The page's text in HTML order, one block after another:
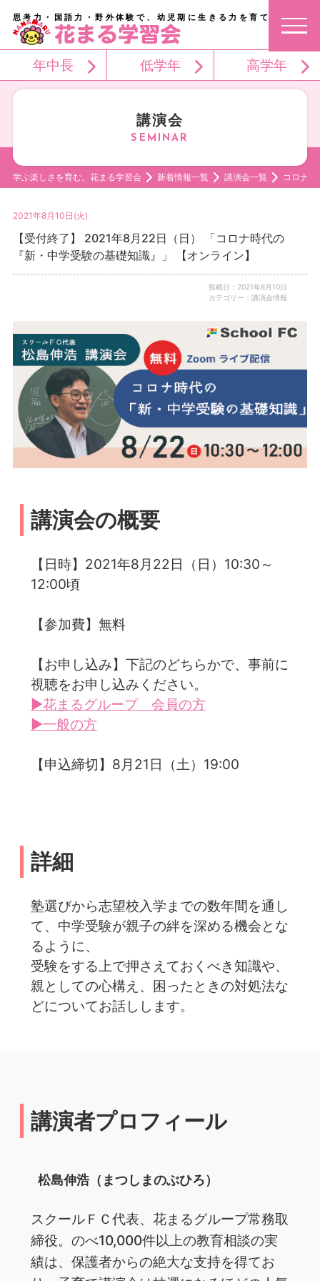
思考力・国語力・野外体験で、幼児期に生きる力を育てる。
年中長 低学年 高学年
講演会
学ぶ楽しさを育む。花まる学習会 新着情報一覧 講演会一覧 コロナ
2021年8月10日(火)
【受付終了】 2021年8月22日（日） 「コロナ時代の
『新・中学受験の基礎知識』」 【オンライン】
投稿日：2021年8月10日
カテゴリー：講演会情報
講演会の概要
【日時】2021年8月22日（日）10:30～
12:00頃
【参加費】無料
【お申し込み】下記のどちらかで、事前に
視聴をお申し込みください。
▶花まるグループ 会員の方
▶一般の方
【申込締切】8月21日（土）19:00
詳細
塾選びから志望校入学までの数年間を通し
て、中学受験が親子の絆を深める機会とな
るように、
受験をする上で押さえておくべき知識や、
親としての心構え、困ったときの対処法な
どについてお話しします。
講演者プロフィール
松島伸浩（まつしまのぶひろ）
ス‌クー‌ル‌Ｆ‌Ｃ‌代‌表、‌花‌ま‌る‌グ‌ルー‌プ‌常‌務‌取‌
締‌役。‌の‌べ‌10,000‌件‌以‌上‌の‌教‌育‌相‌談‌の‌実‌
績‌は、‌保‌護‌者‌か‌ら‌の‌絶‌大‌な‌支持を‌得‌て‌お